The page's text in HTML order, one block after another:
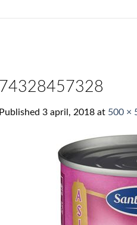
74328457328
Published 3 april, 2018 at 500 ×